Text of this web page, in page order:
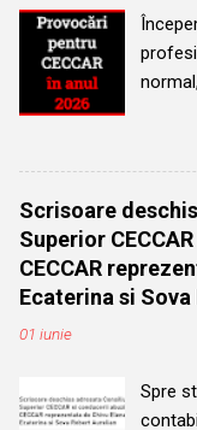
o
m
e
n
a
de
și
Vom
Scrisoare
Superior
CECCAR
Ecaterina si
01 iunie
Spre